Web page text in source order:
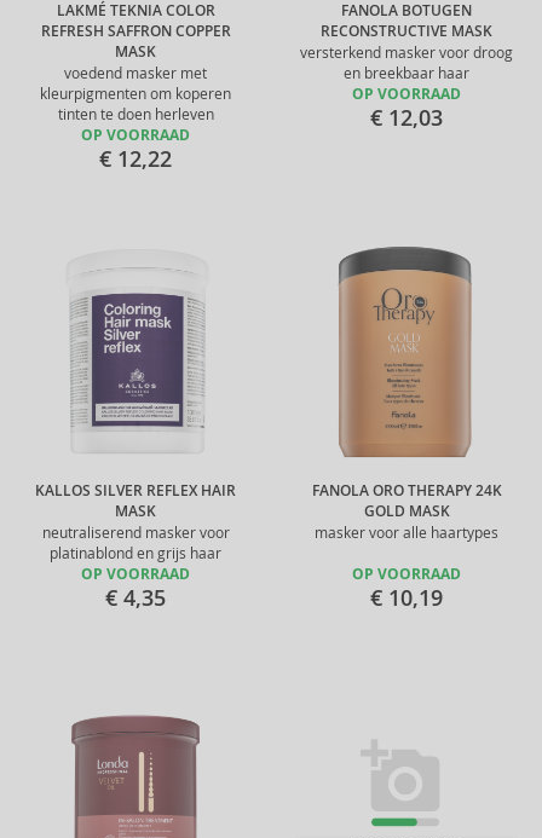
LAKMÉ TEKNIA COLOR
REFRESH SAFFRON COPPER
MASK
voedend masker met
kleurpigmenten om koperen
tinten te doen herleven
OP VOORRAAD
€ 12,22
FANOLA BOTUGEN
RECONSTRUCTIVE MASK
versterkend masker voor droog
en breekbaar haar
OP VOORRAAD
€ 12,03
KALLOS SILVER REFLEX HAIR
MASK
neutraliserend masker voor
platinablond en grijs haar
OP VOORRAAD
€ 4,35
FANOLA ORO THERAPY 24K
GOLD MASK
masker voor alle haartypes
OP VOORRAAD
€ 10,19